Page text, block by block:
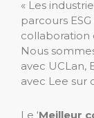
« Les
parcours
collaboration
Nous
avec UCLan,
avec Lee sur
Le ‘Meilleur